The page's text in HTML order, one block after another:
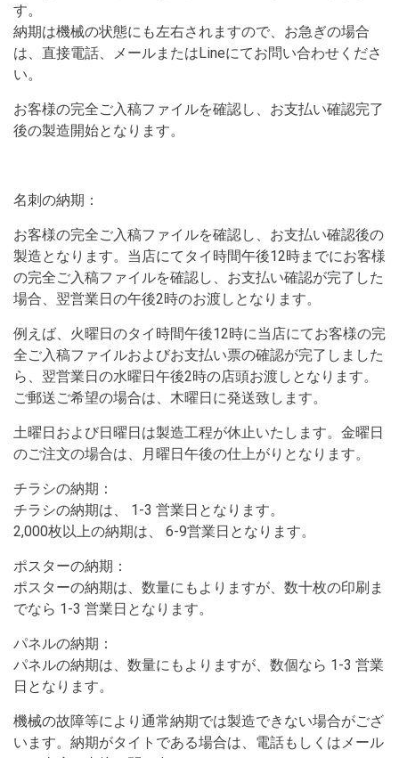
す。
納期は機械の状態にも左右されますので、お急ぎの場合
は、直接電話、メールまたはLineにてお問い合わせくださ
い。
お客様の完全ご入稿ファイルを確認し、お支払い確認完了
後の製造開始となります。
名刺の納期：
お客様の完全ご入稿ファイルを確認し、お支払い確認後の
製造となります。当店にてタイ時間午後12時までにお客様
の完全ご入稿ファイルを確認し、お支払い確認が完了した
場合、翌営業日の午後2時のお渡しとなります。
例えば、火曜日のタイ時間午後12時に当店にてお客様の完
全ご入稿ファイルおよびお支払い票の確認が完了しました
ら、翌営業日の水曜日午後2時の店頭お渡しとなります。
ご郵送ご希望の場合は、木曜日に発送致します。
土曜日および日曜日は製造工程が休止いたします。金曜日
のご注文の場合は、月曜日午後の仕上がりとなります。
チラシの納期：
チラシの納期は、 1-3 営業日となります。
2,000枚以上の納期は、 6-9営業日となります。
ポスターの納期：
ポスターの納期は、数量にもよりますが、数十枚の印刷ま
でなら 1-3 営業日となります。
パネルの納期：
パネルの納期は、数量にもよりますが、数個なら 1-3 営業
日となります。
機械の故障等により通常納期では製造できない場合がござ
います。納期がタイトである場合は、電話もしくはメール